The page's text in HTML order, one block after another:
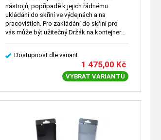
nástrojů, popřípadě k jejich řádnému
ukládání do skříní ve výdejnách a na
pracovištích. Pro zakládání do skříní pro
vás může být užitečný Držák na kontejner
Dostupnost dle variant
1 475,00 Kč
VYBRAT VARIANTU